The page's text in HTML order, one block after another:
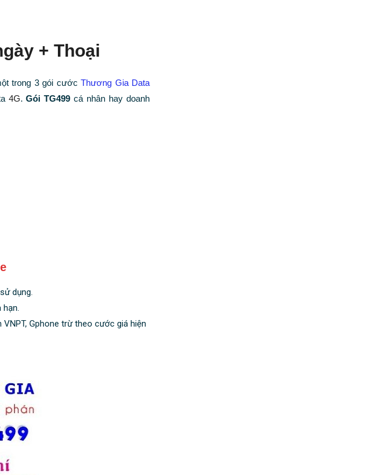
+ Thoại
trong 3 gói cước Thương Gia Data
4G.Gói TG499 cá nhân hay doanh
dụng.
Gphone trừ theo cước giá hiện